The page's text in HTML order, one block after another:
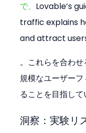
で、 Lovable’s
traffic explains
and attract
。これらを合わ
規模なユーザー
ることを目指して
洞察：実験リ